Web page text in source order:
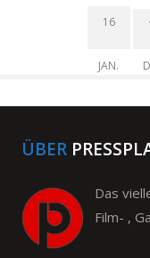
16
JAN.
ÜBER
Das
Film- ,